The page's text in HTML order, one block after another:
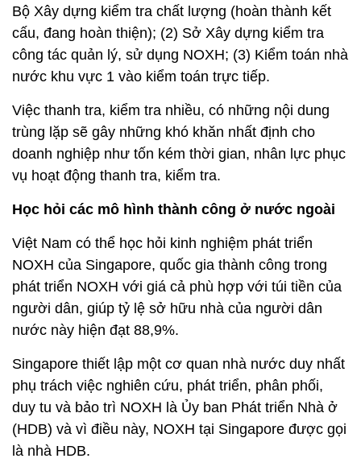
Bộ Xây dựng kiểm tra chất lượng (hoàn thành kết
cấu, đang hoàn thiện); (2) Sở Xây dựng kiểm tra
công tác quản lý, sử dụng NOXH; (3) Kiểm toán nhà
nước khu vực 1 vào kiểm toán trực tiếp.
Việc thanh tra, kiểm tra nhiều, có những nội dung
trùng lặp sẽ gây những khó khăn nhất định cho
doanh nghiệp như tốn kém thời gian, nhân lực phục
vụ hoạt động thanh tra, kiểm tra.
Học hỏi các mô hình thành công ở nước ngoài
Việt Nam có thể học hỏi kinh nghiệm phát triển
NOXH của Singapore, quốc gia thành công trong
phát triển NOXH với giá cả phù hợp với túi tiền của
người dân, giúp tỷ lệ sở hữu nhà của người dân
nước này hiện đạt 88,9%.
Singapore thiết lập một cơ quan nhà nước duy nhất
phụ trách việc nghiên cứu, phát triển, phân phối,
duy tu và bảo trì NOXH là Ủy ban Phát triển Nhà ở
(HDB) và vì điều này, NOXH tại Singapore được gọi
là nhà HDB.